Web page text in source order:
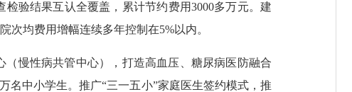
验结果互认全覆盖，累计节约费用3000多万元。建
次均费用增幅连续多年控制在5%以内。
慢性病共管中心），打造高血压、糖尿病医防融合
名中小学生。推广“三一五小”家庭医生签约模式，推